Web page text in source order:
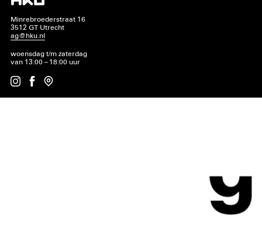
Minrebroederstraat 16
3512 GT Utrecht
ag@hku.nl
woensdag t/m zaterdag
van 13:00 – 18:00 uur